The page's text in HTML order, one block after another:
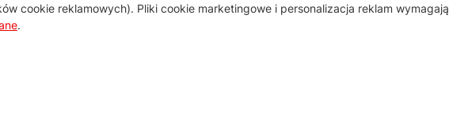
cookie reklamowych). Pliki cookie marketingowe i personalizacja reklam wymagają
.